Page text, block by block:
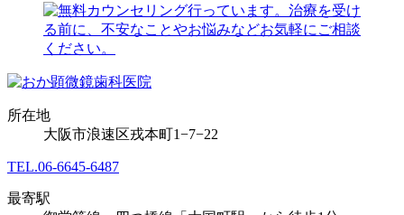
所在地
大阪市浪速区戎本町1−7−22
TEL.06-6645-6487
最寄駅